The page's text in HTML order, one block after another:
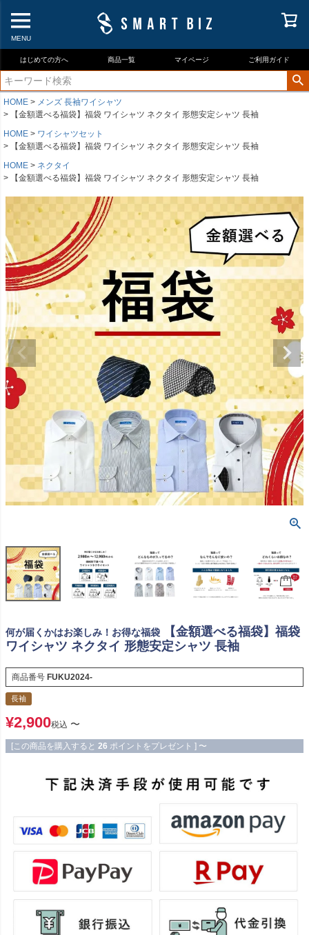
MENU
はじめての方へ 商品一覧 マイページ ご利用ガイド
HOME
メンズ 長袖ワイシャツ
【金額選べる福袋】福袋 ワイシャツ ネクタイ 形態安定シャツ 長袖
HOME
ワイシャツセット
【金額選べる福袋】福袋 ワイシャツ ネクタイ 形態安定シャツ 長袖
HOME
ネクタイ
【金額選べる福袋】福袋 ワイシャツ ネクタイ 形態安定シャツ 長袖
何が届くかはお楽しみ！お得な福袋
【金額選べる福袋】福袋
ワイシャツ ネクタイ 形態安定シャツ 長袖
商品番号 FUKU2024-
長袖
¥2,900税込 〜
[この商品を購入すると 26 ポイントをプレゼント ] 〜